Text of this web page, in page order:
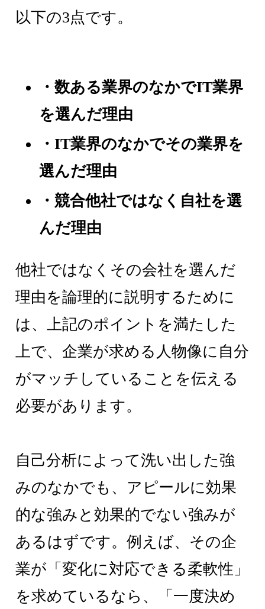
以下の3点です。
・数ある業界のなかでIT業界
を選んだ理由
・IT業界のなかでその業界を
選んだ理由
・競合他社ではなく自社を選
んだ理由
他社ではなくその会社を選んだ
理由を論理的に説明するために
は、上記のポイントを満たした
上で、企業が求める人物像に自分
がマッチしていることを伝える
必要があります。
自己分析によって洗い出した強
みのなかでも、アピールに効果
的な強みと効果的でない強みが
あるはずです。例えば、その企
業が「変化に対応できる柔軟性」
を求めているなら、「一度決め